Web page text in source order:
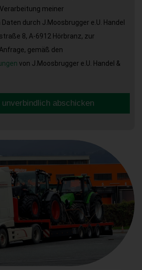
meiner
durch J.Moosbrugger e.U. Handel
8, A-6912 Hörbranz, zur
gemäß den
von J.Moosbrugger e.U. Handel &
unverbindlich abschicken